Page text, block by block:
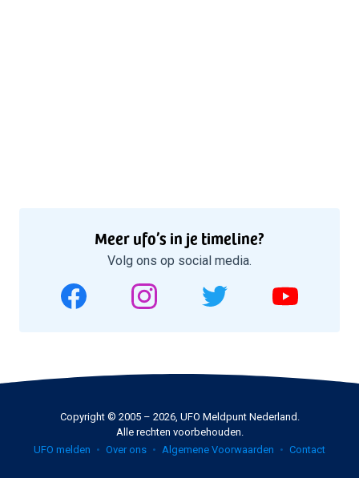
Meer ufo’s in je timeline?
Volg ons op social media.
Copyright © 2005 – 2026, UFO Meldpunt Nederland.
Alle rechten voorbehouden.
UFO melden
Over ons Algemene Voorwaarden Contact